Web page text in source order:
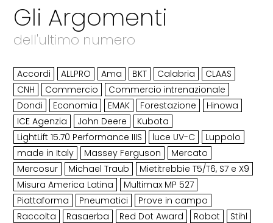
Gli Argomenti
dell'ultimo numero
Accordi ALLPRO Ama BKT Calabria
CLAAS
CNH
Commercio
Commercio intrenazionale
Dondi
Economia EMAK Forestazione
Hinowa
ICE Agenzia
John Deere
Kubota
LightLift 15.70 Performance IIIS
luce UV-C
Luppolo
made in Italy
Massey Ferguson
Mercato
Mercosur
Michael Traub
Mietitrebbie T5/T6, S7 e X9
Misura America Latina
Multimax MP 527
Piattaforma
Pneumatici
Prove in campo
Raccolta
Rasaerba Red Dot Award Robot
Stihl